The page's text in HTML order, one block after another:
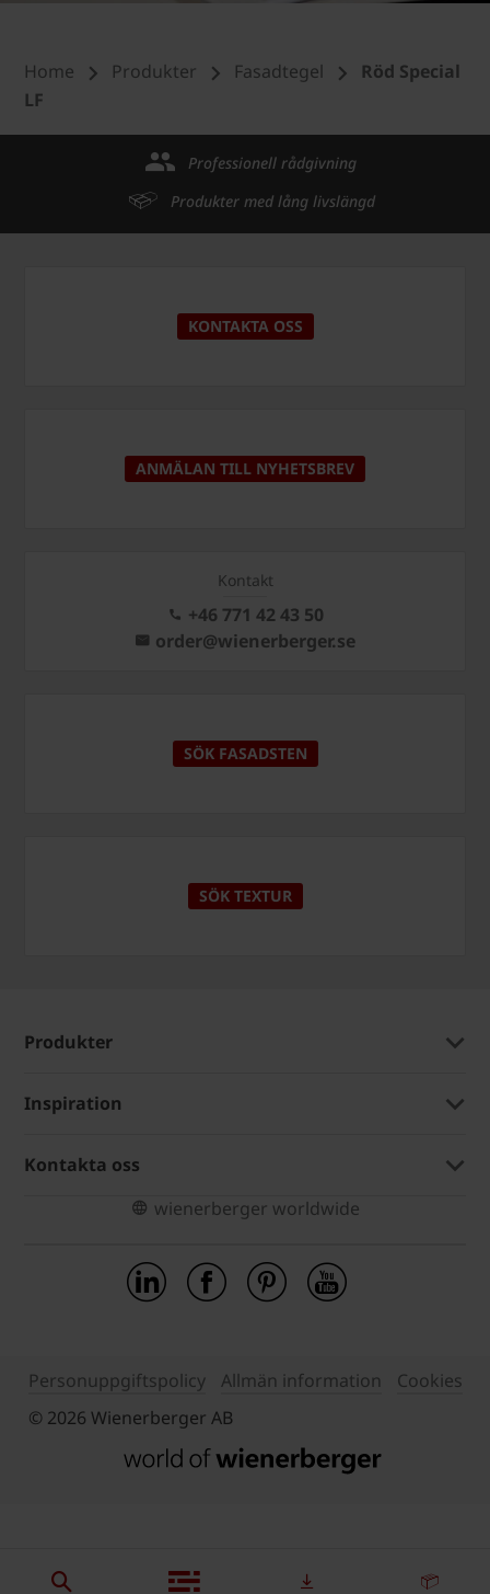
Home Produkter Fasadtegel
Röd Special
LF
Professionell rådgivning
Produkter med lång livslängd
KONTAKTA OSS
ANMÄLAN TILL NYHETSBREV
Kontakt
+46 771 42 43 50
order@wienerberger.se
SÖK FASADSTEN
SÖK TEXTUR
Produkter
Inspiration
Kontakta oss
wienerberger worldwide
Personuppgiftspolicy Allmän information
Cookies
© 2026 Wienerberger AB